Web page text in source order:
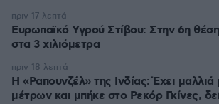
Ευρωπαϊκό Υγρού Στίβου: Στην 6η
στα 3 χιλιόμετρα
πριν 17 λεπτά
Η «Ραπουνζέλ» της Ινδίας: Έχει μαλλιά
μέτρων και μπήκε στο Ρεκόρ Γκίνες,
πριν 18 λεπτά